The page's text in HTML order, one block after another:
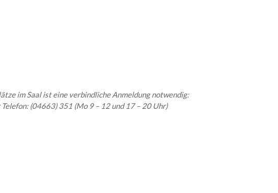
im Saal ist eine verbindliche Anmeldung notwendig:
(04663) 351 (Mo 9 – 12 und 17 – 20 Uhr)